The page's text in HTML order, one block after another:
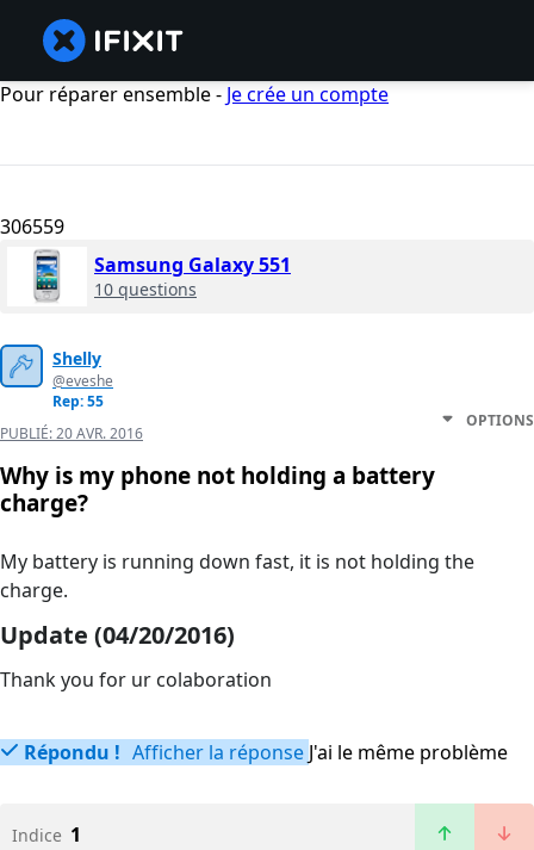
Pour réparer ensemble - Je crée un compte
306559
Samsung Galaxy 551
10 questions
Shelly
@eveshe
Rep: 55
PUBLIÉ:20 AVR. 2016
OPTIONS
Why is my phone not holding a battery
charge?
My battery is running down fast, it is not holding the
charge.
Update (04/20/2016)
Thank you for ur colaboration
Répondu ! Afficher la réponse J'ai le même problème
Indice 1